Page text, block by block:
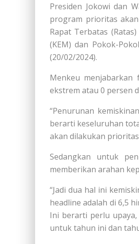
Presiden Jokowi dan
program prioritas
Rapat Terbatas
(KEM) dan Pokok-
(20/02/2024).
Menkeu
ekstrem atau 0 persen
“Penurunan
berarti keseluruhan
akan dilakukan
Sedangkan untuk
memberikan arahan
“Jadi dua hal ini
headline adalah di 6,5
Ini berarti perlu
untuk tahun ini dan